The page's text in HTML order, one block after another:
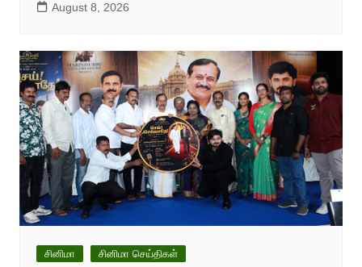
August 8, 2026
சினிமா சினிமா செய்திகள்